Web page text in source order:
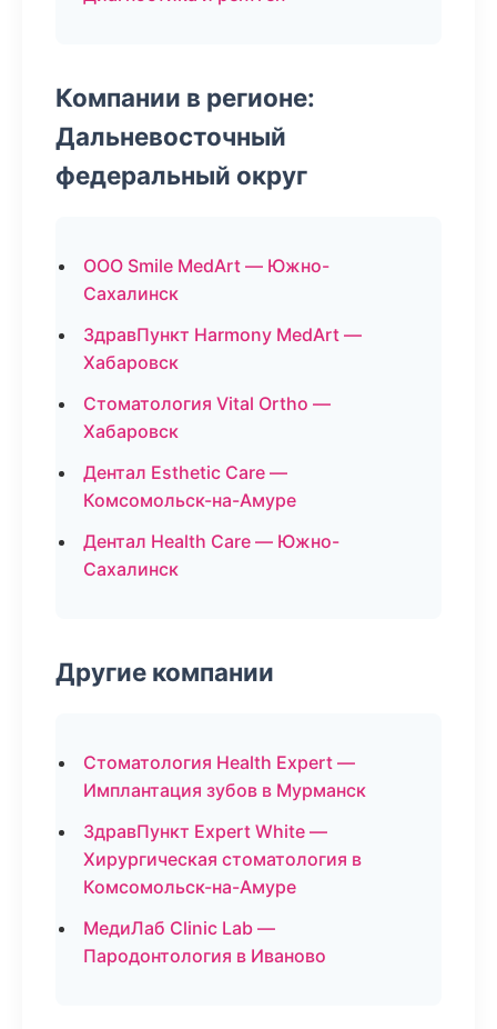
Компании в регионе:
Дальневосточный
федеральный округ
ООО Smile MedArt — Южно-
Сахалинск
ЗдравПункт Harmony MedArt —
Хабаровск
Стоматология Vital Ortho —
Хабаровск
Дентал Esthetic Care —
Комсомольск-на-Амуре
Дентал Health Care — Южно-
Сахалинск
Другие компании
Стоматология Health Expert —
Имплантация зубов в Мурманск
ЗдравПункт Expert White —
Хирургическая стоматология в
Комсомольск-на-Амуре
МедиЛаб Clinic Lab —
Пародонтология в Иваново